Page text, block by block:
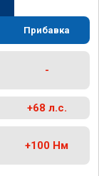
Прибавка
-
+68 л.с.
+100 Нм